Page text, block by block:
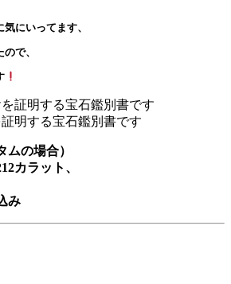
にいってます、
で、
明する宝石鑑別書です
ムの場合）
カラット、
み